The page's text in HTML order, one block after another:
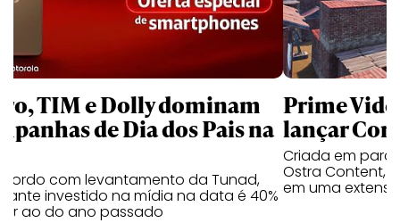
TIM e Dolly dominam
de Dia dos Pais na
com levantamento da Tunad,
investido na mídia na data é 40%
ao do ano passado
Prime
lançar
Criada em
Ostra Content,
em uma